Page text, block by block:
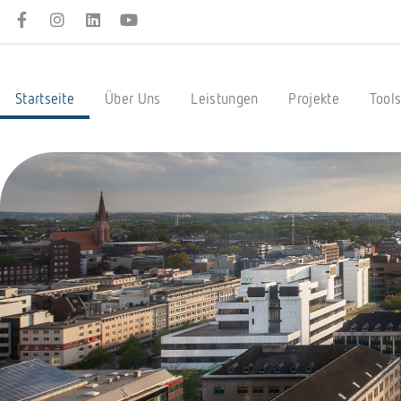
Startseite Über Uns Leistungen Projekte Tools